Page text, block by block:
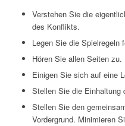
Verstehen Sie die
des Konflikts.
Legen Sie die Spielregeln
Hören Sie allen Seiten zu.
Einigen Sie sich auf eine
Stellen Sie die Einhaltung
Stellen Sie den
Vordergrund. Minimieren